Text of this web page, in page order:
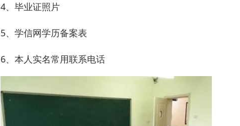
4、毕业证照片
5、学信网学历备案表
6、本人实名常用联系电话